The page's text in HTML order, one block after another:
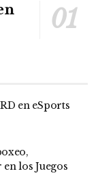
en eSports
los Juegos